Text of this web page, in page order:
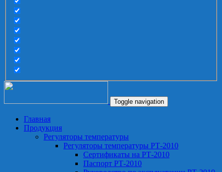
Toggle navigation
Главная
Продукция
Регуляторы температуры
Регуляторы температуры РТ-2010
Сертификаты на РТ-2010
Паспорт РТ-2010